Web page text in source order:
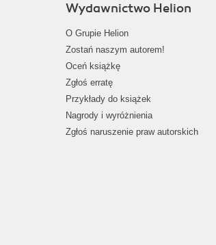
Wydawnictwo Helion
O Grupie Helion
Zostań naszym autorem!
Oceń książkę
Zgłoś erratę
Przykłady do książek
Nagrody i wyróżnienia
Zgłoś naruszenie praw autorskich